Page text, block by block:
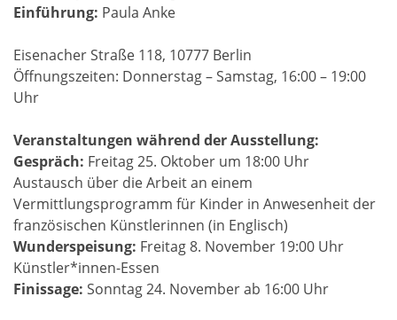
Einführung: Paula Anke
Eisenacher Straße 118, 10777 Berlin
Öffnungszeiten: Donnerstag – Samstag, 16:00 – 19:00
Uhr
Veranstaltungen während der Ausstellung:
Gespräch: Freitag 25. Oktober um 18:00 Uhr
Austausch über die Arbeit an einem
Vermittlungsprogramm für Kinder in Anwesenheit der
französischen Künstlerinnen (in Englisch)
Wunderspeisung: Freitag 8. November 19:00 Uhr
Künstler*innen-Essen
Finissage: Sonntag 24. November ab 16:00 Uhr